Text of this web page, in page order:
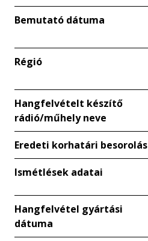
Bemutató dátuma
Régió
Hangfelvételt készítő
rádió/műhely neve
Eredeti korhatári besorolás
Ismétlések adatai
Hangfelvétel gyártási
dátuma